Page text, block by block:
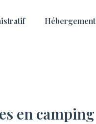
Hébergement
en camping